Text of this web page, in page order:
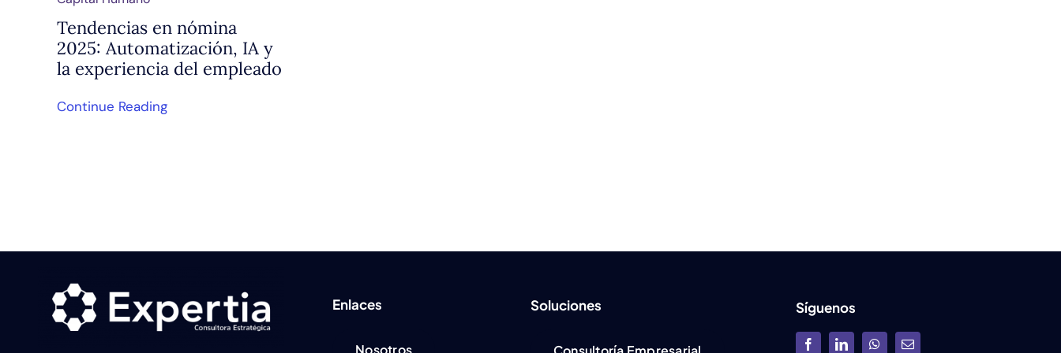
Tendencias en nómina
2025: Automatización, IA y
la experiencia del empleado
Continue Reading
Enlaces
Nosotros
Soluciones Síguenos